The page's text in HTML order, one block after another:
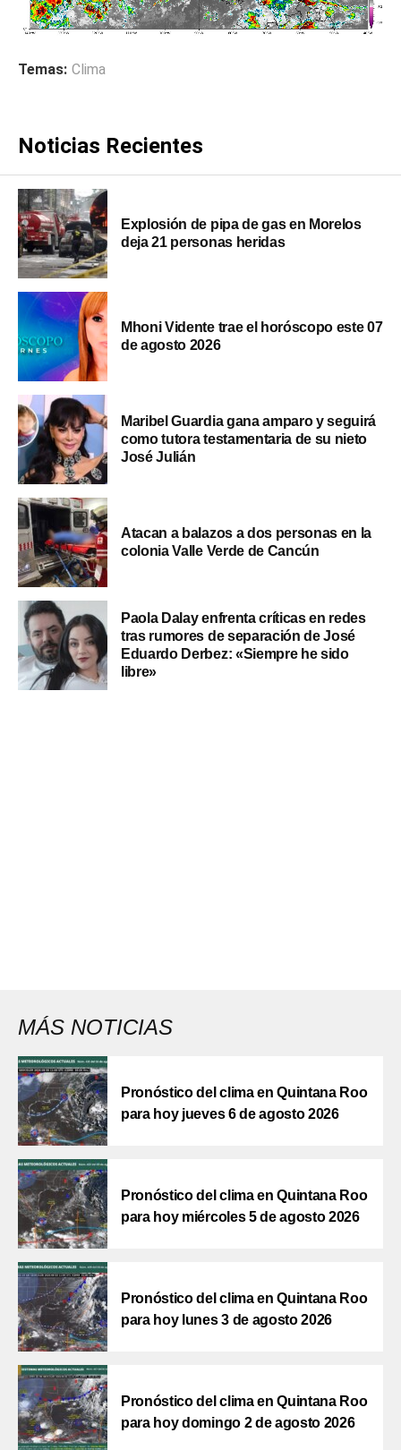
Temas: Clima
Noticias Recientes
Explosión de pipa de gas en Morelos
deja 21 personas heridas
Mhoni Vidente trae el horóscopo este 07
de agosto 2026
Maribel Guardia gana amparo y seguirá
como tutora testamentaria de su nieto
José Julián
Atacan a balazos a dos personas en la
colonia Valle Verde de Cancún
Paola Dalay enfrenta críticas en redes
tras rumores de separación de José
Eduardo Derbez: «Siempre he sido
libre»
MÁS NOTICIAS
Pronóstico del clima en Quintana Roo
para hoy jueves 6 de agosto 2026
Pronóstico del clima en Quintana Roo
para hoy miércoles 5 de agosto 2026
Pronóstico del clima en Quintana Roo
para hoy lunes 3 de agosto 2026
Pronóstico del clima en Quintana Roo
para hoy domingo 2 de agosto 2026